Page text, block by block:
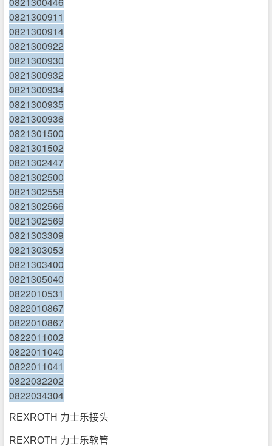
0821300911
0821300914
0821300922
0821300930
0821300932
0821300934
0821300935
0821300936
0821301500
0821301502
0821302447
0821302500
0821302558
0821302566
0821302569
0821303309
0821303053
0821303400
0821305040
0822010531
0822010867
0822010867
0822011002
0822011040
0822011041
0822032202
0822034304
REXROTH 力士乐接头
REXROTH 力士乐软管